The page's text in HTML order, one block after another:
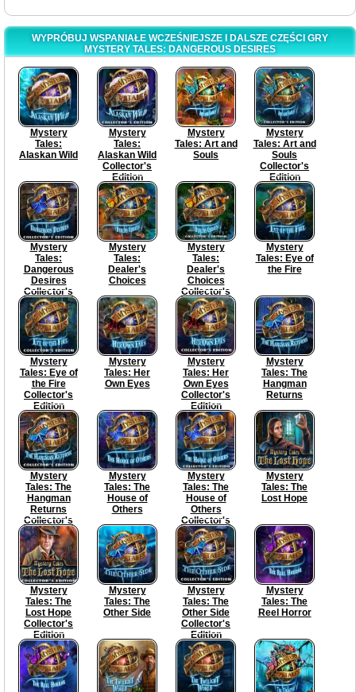
WYPRÓBUJ WSPANIAŁE WCZEŚNIEJSZE I DALSZE CZĘŚCI GRY
MYSTERY TALES: DANGEROUS DESIRES
Mystery
Tales:
Alaskan Wild
Mystery
Tales:
Alaskan Wild
Collector's
Edition
Mystery
Tales: Art and
Souls
Mystery
Tales: Art and
Souls
Collector's
Edition
Mystery
Tales:
Dangerous
Desires
Collector's
Edition
Mystery
Tales:
Dealer's
Choices
Mystery
Tales:
Dealer's
Choices
Collector's
Edition
Mystery
Tales: Eye of
the Fire
Mystery
Tales: Eye of
the Fire
Collector's
Edition
Mystery
Tales: Her
Own Eyes
Mystery
Tales: Her
Own Eyes
Collector's
Edition
Mystery
Tales: The
Hangman
Returns
Mystery
Tales: The
Hangman
Returns
Collector's
Edition
Mystery
Tales: The
House of
Others
Mystery
Tales: The
House of
Others
Collector's
Edition
Mystery
Tales: The
Lost Hope
Mystery
Tales: The
Lost Hope
Collector's
Edition
Mystery
Tales: The
Other Side
Mystery
Tales: The
Other Side
Collector's
Edition
Mystery
Tales: The
Reel Horror